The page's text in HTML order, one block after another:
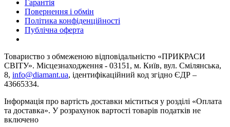
Гарантія
Повернення і обмін
Політика конфіденційності
Публічна оферта
Товариство з обмеженою вiдповiдальнiстю «ПРИКРАСИ
СВІТУ». Місцезнаходження - 03151, м. Київ, вул. Смілянська,
8, info@diamant.ua, ідентифікаційний код згідно ЄДР –
43665334.
Інформація про вартість доставки міститься у розділі «Оплата
та доставка». У розрахунок вартості товарів податків не
включено